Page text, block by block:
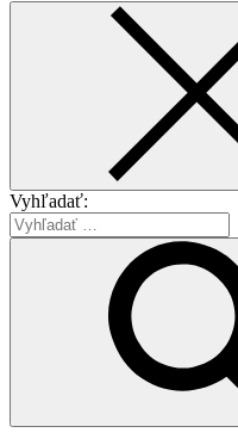
Vyhľadať: